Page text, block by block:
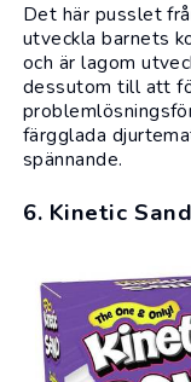
Det här pusslet
utveckla barnets
och är lagom
dessutom till att
färgglada
spännande.
6. Kinetic